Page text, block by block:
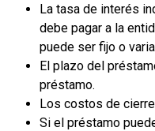
La tasa de interés
debe pagar a la
puede ser fijo o
El plazo del
préstamo.
Los costos de
Si el préstamo